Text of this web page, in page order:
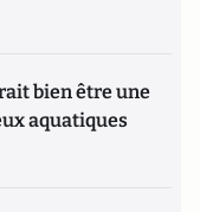
bien être une
aquatiques